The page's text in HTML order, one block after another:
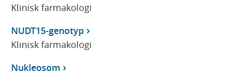
Klinisk farmakologi
NUDT15-genotyp
Klinisk farmakologi
Nukleosom